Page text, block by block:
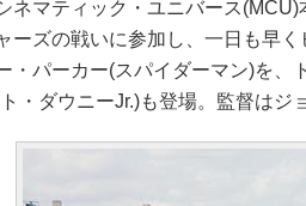
マティック・ユニバース(MCU)
ーズの戦いに参加し、一日も早
・パーカー(スパイダーマン)を、
・ダウニーJr.)も登場。監督はジ